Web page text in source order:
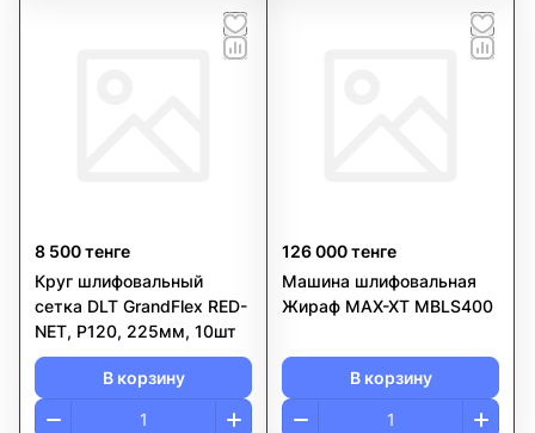
8 500 тенге
Круг шлифовальный
сетка DLT GrandFlex RED-
NET, P120, 225мм, 10шт
В корзину
126 000 тенге
Машина шлифовальная
Жираф MAX-XT MBLS400
В корзину